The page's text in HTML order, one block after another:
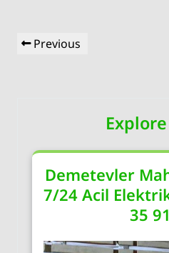
Yazı
gezinmesi
Previous
Previous
Demetevler
7/24 Acil
35 91